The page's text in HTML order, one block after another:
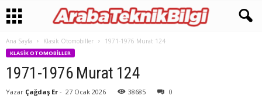
Ana Sayfa Klasik Otomobiller 1971-1976 Murat 124
KLASIK OTOMOBILLER
1971-1976 Murat 124
Yazar Çağdaş Er - 27 Ocak 2026 38685 0